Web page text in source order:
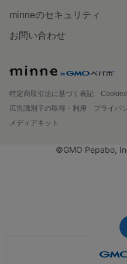
minneのセキュリティ
お問い合わせ
特定商取引法に基づく表記
Cookie
広告識別子の取得・利用
プライバ
メディアキット
©GMO Pepabo,